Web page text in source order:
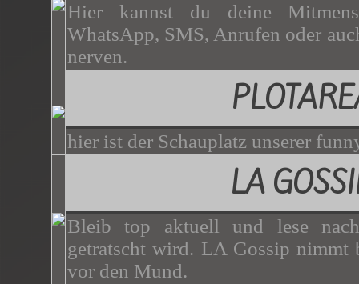
Hier kannst du deine
WhatsApp, SMS, Anrufen oder
nerven.
hier ist der Schauplatz unserer
LA
Bleib top aktuell und lese
getratscht wird. LA Gossip
vor den Mund.